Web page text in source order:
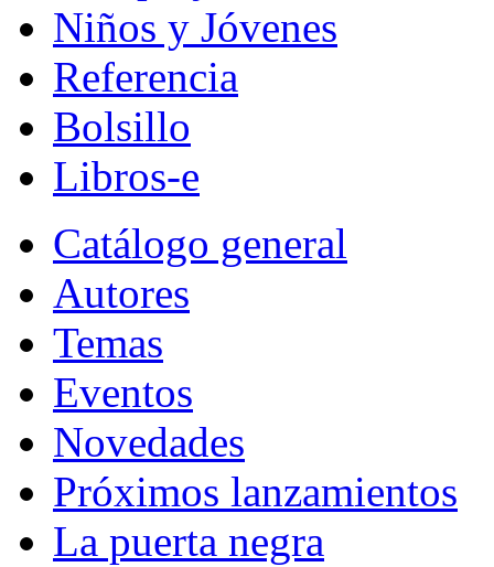
Niños y Jóvenes
Referencia
Bolsillo
Libros-e
Catálogo general
Autores
Temas
Eventos
Novedades
Próximos lanzamientos
La puerta negra